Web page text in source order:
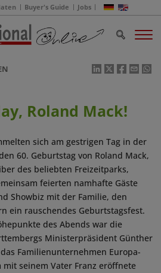
Buyer's Guide Jobs
Roland Mack!
sich am gestrigen Tag in der
60. Geburtstag von Roland Mack,
des beliebten Freizeitparks,
feierten namhafte Gäste
Showbiz mit der Familie, den
ein rauschendes Geburtstagsfest.
des Abends war die
Ministerpräsident Günther
Familienunternehmen Europa-
mit seinem Vater Franz eröffnete